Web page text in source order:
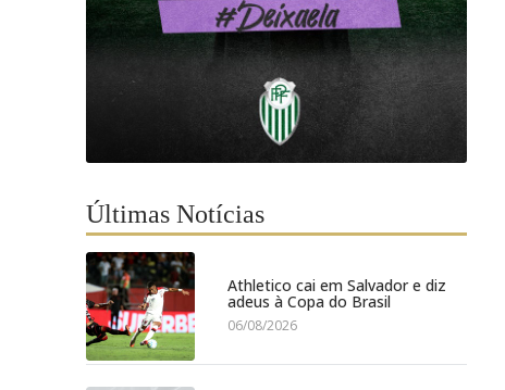
Últimas Notícias
Athletico cai em Salvador e diz
adeus à Copa do Brasil
06/08/2026